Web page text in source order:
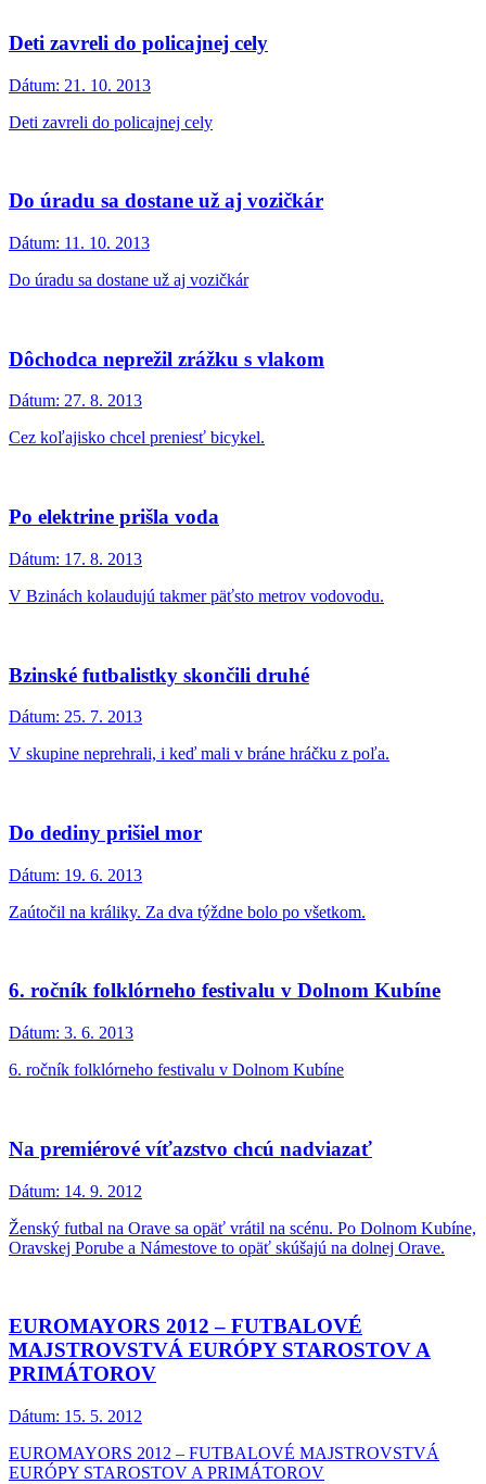
Deti zavreli do policajnej cely
Dátum: 21. 10. 2013
Deti zavreli do policajnej cely
Do úradu sa dostane už aj vozičkár
Dátum: 11. 10. 2013
Do úradu sa dostane už aj vozičkár
Dôchodca neprežil zrážku s vlakom
Dátum: 27. 8. 2013
Cez koľajisko chcel preniesť bicykel.
Po elektrine prišla voda
Dátum: 17. 8. 2013
V Bzinách kolaudujú takmer päťsto metrov vodovodu.
Bzinské futbalistky skončili druhé
Dátum: 25. 7. 2013
V skupine neprehrali, i keď mali v bráne hráčku z poľa.
Do dediny prišiel mor
Dátum: 19. 6. 2013
Zaútočil na králiky. Za dva týždne bolo po všetkom.
6. ročník folklórneho festivalu v Dolnom Kubíne
Dátum: 3. 6. 2013
6. ročník folklórneho festivalu v Dolnom Kubíne
Na premiérové víťazstvo chcú nadviazať
Dátum: 14. 9. 2012
Ženský futbal na Orave sa opäť vrátil na scénu. Po Dolnom Kubíne,
Oravskej Porube a Námestove to opäť skúšajú na dolnej Orave.
EUROMAYORS 2012 – FUTBALOVÉ
MAJSTROVSTVÁ EURÓPY STAROSTOV A
PRIMÁTOROV
Dátum: 15. 5. 2012
EUROMAYORS 2012 – FUTBALOVÉ MAJSTROVSTVÁ
EURÓPY STAROSTOV A PRIMÁTOROV